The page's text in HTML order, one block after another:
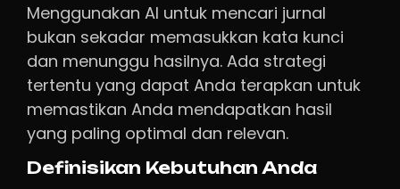
Menggunakan AI untuk mencari jurnal
bukan sekadar memasukkan kata kunci
dan menunggu hasilnya. Ada strategi
tertentu yang dapat Anda terapkan untuk
memastikan Anda mendapatkan hasil
yang paling optimal dan relevan.
Definisikan Kebutuhan Anda